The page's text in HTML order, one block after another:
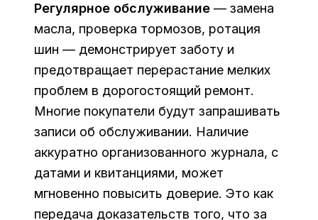
Регулярное обслуживание — замена
масла, проверка тормозов, ротация
шин — демонстрирует заботу и
предотвращает перерастание мелких
проблем в дорогостоящий ремонт.
Многие покупатели будут запрашивать
записи об обслуживании. Наличие
аккуратно организованного журнала, с
датами и квитанциями, может
мгновенно повысить доверие. Это как
передача доказательств того, что за